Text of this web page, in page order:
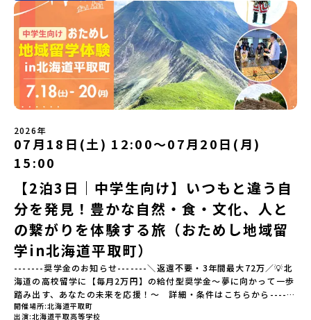
いつでも視聴可能です） 〜まずは「おためし地域留学」を知りたい
方へ〜プログラムの全体像や魅力、サポート体制について解説しま
す。 【STEP2】個別プログラム説明会（☆順次ページを公開しま
す）〜「地域別のプログラム」を具体的に知りたい方へ〜 「現地で
は何をするの？」という疑問にお答えする説明会です。その場所な
らではのプログラムをたっぷりお伝えします！🚩現在公開中の個別
説明会はこちらから（順次公開予定）【5/7(木)】北海道平取町
【5/8(金)】熊本県芦北町▼おためし地域留学の情報▼おためし地域
体験」のプログラム開催情報を公式LINEにて配信中！ぜひご登録く
ださい♪気になることや不安な点は、LINEから気軽にご相談くださ
い。👉 【LINE登録はこちら】
験」は、日本全国約200の高校と連携し、地域の枠を超えて学校生活
を送る「地域みらい留学」をプチ体験できるプログラムです。はじ
めてのひとり旅でも安心！現地でもスタッフがしっかりとサポート
いたします。今回のフィールドは「佐賀県有田町（ありたちょ
う）」佐賀県の西部にある有田町は、江戸時代から400年以上続く
「窯業（ようぎょう）」の町。 窯（かま）で粘土を焼いてつくるも
のづくりが、この町の文化として今も受け継がれています。世界で
も知られる「有田焼」は、この窯業の中から生まれました。長い歴
史の中で積み重ねられてきた技術や工夫、そして“つくる人の想
い”が、この町には残っています。また、文化施設が「日本遺産」や
「日本の20世紀遺産」に認定されるなど日本を代表する伝統工芸の
町です。さらに、有田町には「日本の棚田百選」に選ばれた「岳の
棚田（たなだ）」や「名水百選」や「水源の森百選」に選ばれた
「竜門峡（りゅうもんきょう）」など、思わず立ち止まりたくなる
ような自然も広がり、歴史・文化・自然が重なり合う、“本物”に出
会える場所です。そんな歴史・文化が豊かな佐賀県有田町で実際に
町を歩きながら学ぶフィールドワークをしたり、有田焼づくりに関
わる職人、町で暮らすプロデザイナー、地元の高校で学ぶ生徒など
と交流しながら「伝統的なものづくり」や「未来のデザイン」を一
緒に探求できます。ただ体験するだけじゃなくて、 “どうしてこの形
なんだろう？” “自分だったらどんなデザインにする？” そんなふう
に考える時間も、このプログラムの大切なポイントです。ここで出
会う人や体験が、自分の「好き」や「未来」につながるかもしれま
せん。この町でしかできない、ちょっと特別な体験を、ぜひ楽しん
2026年
07月18日(土) 12:00〜07月20日(月)
15:00
【2泊3日｜中学生向け】いつもと違う自
分を発見！豊かな自然・食・文化、人と
の繋がりを体験する旅（おためし地域留
学in北海道平取町）
-------奨学金のお知らせ-------＼返還不要・3年間最大72万／💡北
海道の高校留学に【毎月2万円】の給付型奨学金～夢に向かって一歩
踏み出す、あなたの未来を応援！～ 詳細・条件はこちらから------
---------------------------＜体験費・宿泊費が無料＞累計3,000万
開催場所 北海道平取町
出演 北海道平取高等学校